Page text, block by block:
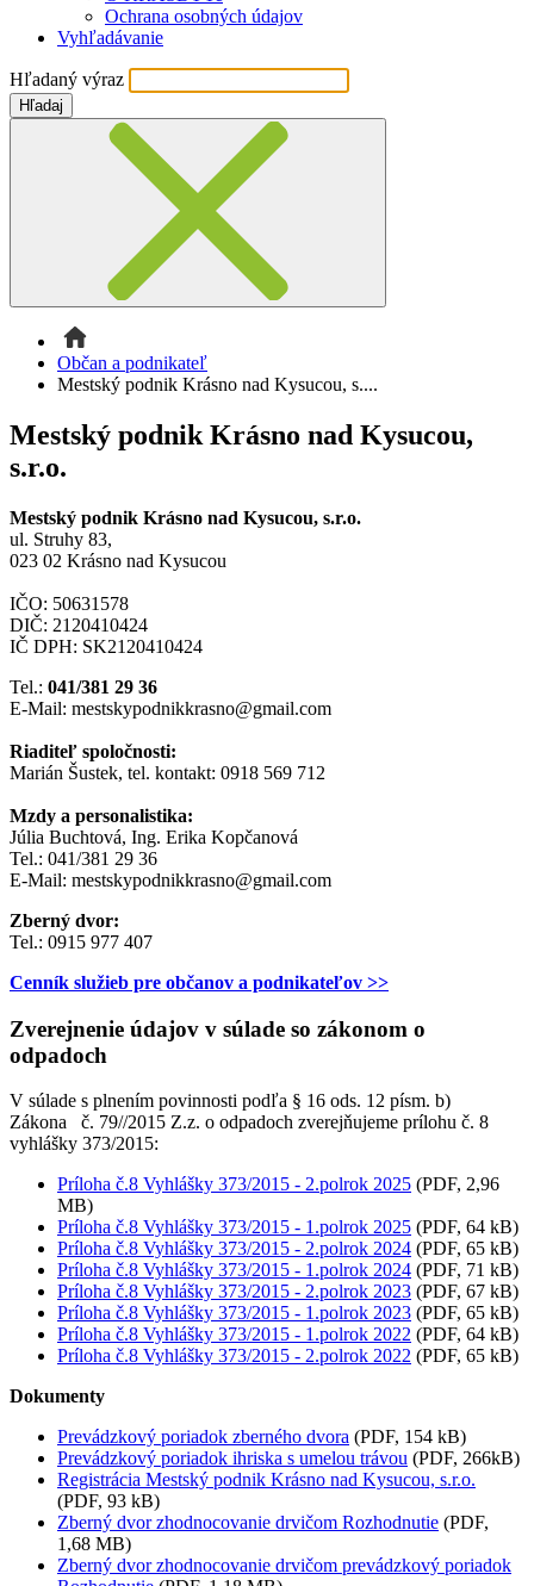
Ochrana osobných údajov
Vyhľadávanie
Hľadaný výraz
Hľadaj
Občan a podnikateľ
Mestský podnik Krásno nad Kysucou, s....
Mestský podnik Krásno nad Kysucou,
s.r.o.
Mestský podnik Krásno nad Kysucou, s.r.o.
ul. Struhy 83,
023 02 Krásno nad Kysucou
IČO: 50631578
DIČ: 2120410424
IČ DPH: SK2120410424
Tel.: 041/381 29 36
E-Mail: mestskypodnikkrasno@gmail.com
Riaditeľ spoločnosti:
Marián Šustek, tel. kontakt: 0918 569 712
Mzdy a personalistika:
Júlia Buchtová, Ing. Erika Kopčanová
Tel.: 041/381 29 36
E-Mail: mestskypodnikkrasno@gmail.com
Zberný dvor:
Tel.: 0915 977 407
Cenník služieb pre občanov a podnikateľov >>
Zverejnenie údajov v súlade so zákonom o
odpadoch
V súlade s plnením povinnosti podľa § 16 ods. 12 písm. b)
Zákona č. 79//2015 Z.z. o odpadoch zverejňujeme prílohu č. 8
vyhlášky 373/2015:
Príloha č.8 Vyhlášky 373/2015 - 2.polrok 2025 (PDF, 2,96
MB)
Príloha č.8 Vyhlášky 373/2015 - 1.polrok 2025 (PDF, 64 kB)
Príloha č.8 Vyhlášky 373/2015 - 2.polrok 2024 (PDF, 65 kB)
Príloha č.8 Vyhlášky 373/2015 - 1.polrok 2024 (PDF, 71 kB)
Príloha č.8 Vyhlášky 373/2015 - 2.polrok 2023 (PDF, 67 kB)
Príloha č.8 Vyhlášky 373/2015 - 1.polrok 2023 (PDF, 65 kB)
Príloha č.8 Vyhlášky 373/2015 - 1.polrok 2022 (PDF, 64 kB)
Príloha č.8 Vyhlášky 373/2015 - 2.polrok 2022 (PDF, 65 kB)
Dokumenty
Prevádzkový poriadok zberného dvora (PDF, 154 kB)
Prevádzkový poriadok ihriska s umelou trávou (PDF, 266kB)
Registrácia Mestský podnik Krásno nad Kysucou, s.r.o.
(PDF, 93 kB)
Zberný dvor zhodnocovanie drvičom Rozhodnutie (PDF,
1,68 MB)
Zberný dvor zhodnocovanie drvičom prevádzkový poriadok